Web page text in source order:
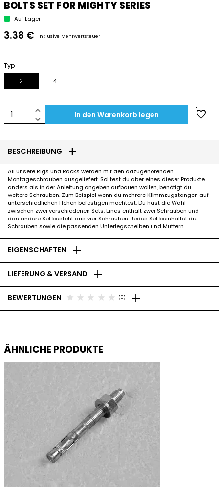
BOLTS SET FOR MIGHTY SERIES
Auf Lager
3.38 € Inklusive Mehrwertsteuer
Typ
2
4
1 keyboard_arrow_up
keyboard_arrow_down In den Warenkorb legen favorite
BESCHREIBUNG add
All unsere Rigs und Racks werden mit den dazugehörenden
Montageschrauben ausgeliefert. Solltest du aber eines dieser Produkte
anders als in der Anleitung angeben aufbauen wollen, benötigt du
weitere Schrauben. Zum Beispiel wenn du mehrere Klimmzugstangen auf
unterschiedlichen Höhen befestigen möchtest. Du hast die Wahl
zwischen zwei verschiedenen Sets. Eines enthält zwei Schrauben und
das andere Set besteht aus vier Schrauben. Jedes Set beinhaltet die
Schrauben sowie die passenden Unterlegscheiben und Muttern.
EIGENSCHAFTEN add
LIEFERUNG & VERSAND add
BEWERTUNGEN star star star star star (0) add
ÄHNLICHE PRODUKTE